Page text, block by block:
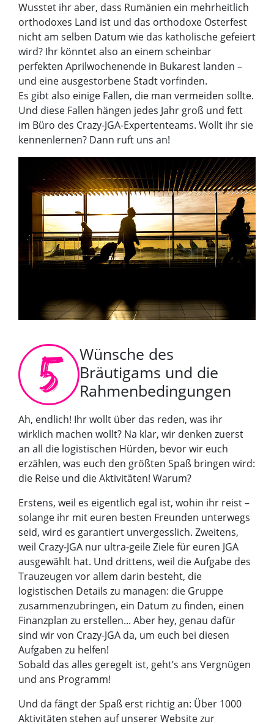
Wusstet ihr aber, dass Rumänien ein mehrheitlich
orthodoxes Land ist und das orthodoxe Osterfest
nicht am selben Datum wie das katholische gefeiert
wird? Ihr könntet also an einem scheinbar
perfekten Aprilwochenende in Bukarest landen –
und eine ausgestorbene Stadt vorfinden.
Es gibt also einige Fallen, die man vermeiden sollte.
Und diese Fallen hängen jedes Jahr groß und fett
im Büro des Crazy-JGA-Expertenteams. Wollt ihr sie
kennenlernen? Dann ruft uns an!
Wünsche des
Bräutigams und die
Rahmenbedingungen
Ah, endlich! Ihr wollt über das reden, was ihr
wirklich machen wollt? Na klar, wir denken zuerst
an all die logistischen Hürden, bevor wir euch
erzählen, was euch den größten Spaß bringen wird:
die Reise und die Aktivitäten! Warum?
Erstens, weil es eigentlich egal ist, wohin ihr reist –
solange ihr mit euren besten Freunden unterwegs
seid, wird es garantiert unvergesslich. Zweitens,
weil Crazy-JGA nur ultra-geile Ziele für euren JGA
ausgewählt hat. Und drittens, weil die Aufgabe des
Trauzeugen vor allem darin besteht, die
logistischen Details zu managen: die Gruppe
zusammenzubringen, ein Datum zu finden, einen
Finanzplan zu erstellen... Aber hey, genau dafür
sind wir von Crazy-JGA da, um euch bei diesen
Aufgaben zu helfen!
Sobald das alles geregelt ist, geht’s ans Vergnügen
und ans Programm!
Und da fängt der Spaß erst richtig an: Über 1000
Aktivitäten stehen auf unserer Website zur